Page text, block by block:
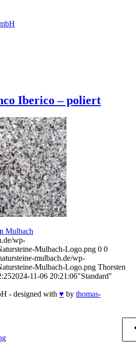
Iberico – poliert
Mulbach
wp-
Mulbach-Logo.png 0 0
mulbach.de/wp-
Mulbach-Logo.png Thorsten
2024-11-06 20:21:06"Standard"
- designed with ♥ by thomas-